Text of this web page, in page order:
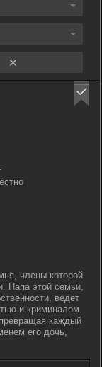
члены которой
Папа этой семьи,
ведет
и криминалом.
каждый
его дочь,